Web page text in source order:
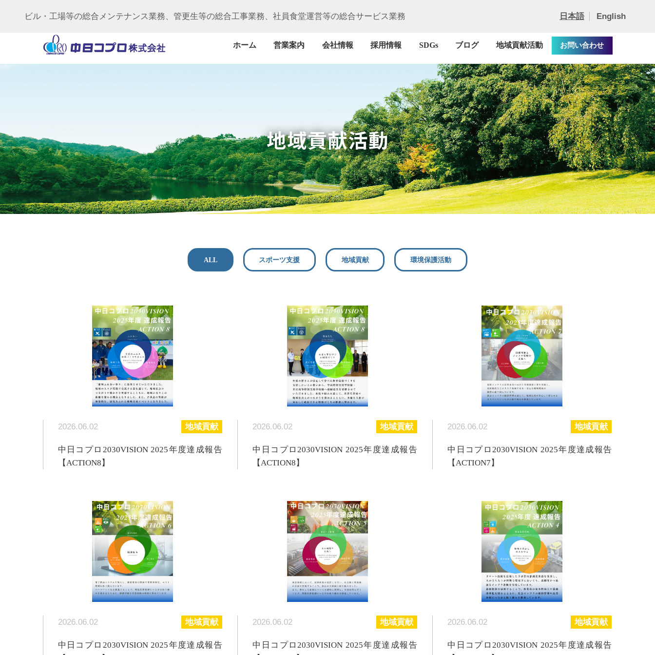
ビル・工場等の総合メンテナンス業務、管更生等の総合工事業務、社員食堂運営等の総合サービス業務 日本語 English
ホーム 営業案内 会社情報 採用情報 SDGs ブログ 地域貢献活動 お問い合わせ
ALL スポーツ支援 地域貢献 環境保護活動
2026.06.02 地域貢献
中日コプロ2030VISION 2025年度達成報告
【ACTION8】
2026.06.02 地域貢献
中日コプロ2030VISION 2025年度達成報告
【ACTION8】
2026.06.02 地域貢献
中日コプロ2030VISION 2025年度達成報告
【ACTION7】
2026.06.02 地域貢献
中日コプロ2030VISION 2025年度達成報告
2026.06.02 地域貢献
中日コプロ2030VISION 2025年度達成報告
2026.06.02 地域貢献
中日コプロ2030VISION 2025年度達成報告